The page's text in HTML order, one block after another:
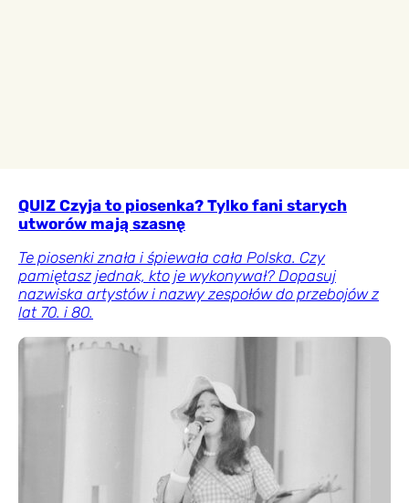
QUIZ Czyja to piosenka? Tylko fani starych
utworów mają szasnę
Te piosenki znała i śpiewała cała Polska. Czy
pamiętasz jednak, kto je wykonywał? Dopasuj
nazwiska artystów i nazwy zespołów do przebojów z
lat 70. i 80.